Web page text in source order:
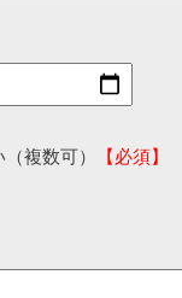
複数可）
【必須】